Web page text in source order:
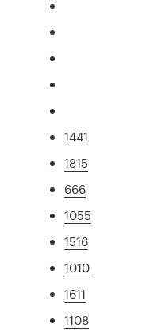
1441
1815
666
1055
1516
1010
1611
1108